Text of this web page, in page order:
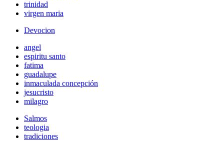
trinidad
virgen maria
Devocion
angel
espiritu santo
fatima
guadalupe
inmaculada concepción
jesucristo
milagro
Salmos
teologia
tradiciones